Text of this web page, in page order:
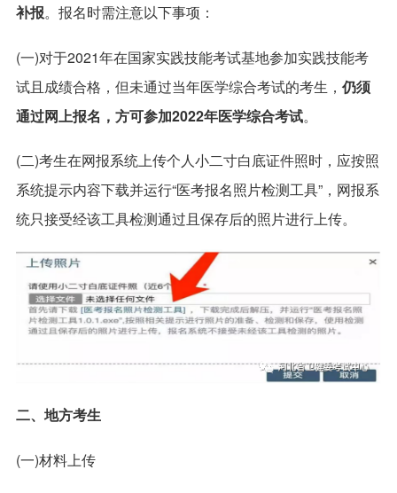
补报。报名时需注意以下事项：
(一)对于2021年在国家实践技能考试基地参加实践技能考
试且成绩合格，但未通过当年医学综合考试的考生， 仍须
通过网上报名，方可参加2022年医学综合考试。
(二)考生在网报系统上传个人小二寸白底证件照时，应按照
系统提示内容下载并运行“医考报名照片检测工具”，网报系
统只接受经该工具检测通过且保存后的照片进行上传。
二、地方考生
(一)材料上传